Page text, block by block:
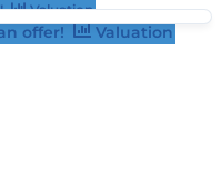
Valuation
offer!
Valuation